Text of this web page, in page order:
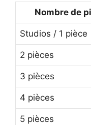
Nombre de
Studios / 1 pièce
2 pièces
3 pièces
4 pièces
5 pièces